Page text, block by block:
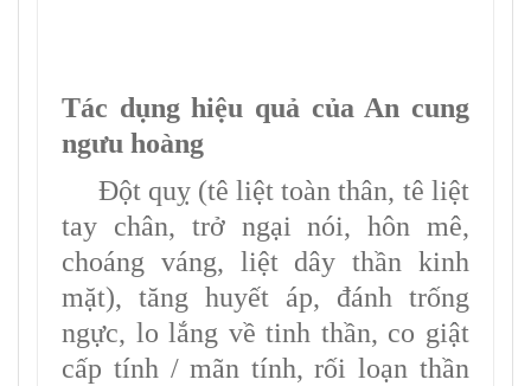
Tác dụng hiệu quả của An cung
ngưu hoàng
Đột quỵ (tê liệt toàn thân, tê liệt
tay chân, trở ngại nói, hôn mê,
choáng váng, liệt dây thần kinh
mặt), tăng huyết áp, đánh trống
ngực, lo lắng về tinh thần, co giật
cấp tính / mãn tính, rối loạn thần